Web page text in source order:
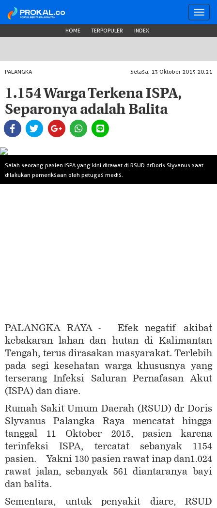
HOME TERPOPULER INDEX
PALANGKA Selasa, 13 Oktober 2015 20:21
1.154 Warga Terkena ISPA,
Separonya adalah Balita
Salah seorang pasien ISPA yang kini dirawat di RSUD drDoris Slyvanus saat
dilakukan pemeriksaan oleh petugas medis.
PALANGKA RAYA - Efek negatif akibat
kebakaran lahan dan hutan di Kalimantan
Tengah, terus dirasakan masyarakat. Terlebih
pada segi kesehatan warga khususnya yang
terserang Infeksi Saluran Pernafasan Akut
(ISPA) dan diare.
Rumah Sakit Umum Daerah (RSUD) dr Doris
Slyvanus Palangka Raya mencatat hingga
tanggal 11 Oktober 2015, pasien karena
terinfeksi ISPA, tercatat sebanyak 1154
pasien. Yakni 130 pasien rawat inap dan1.024
rawat jalan, sebanyak 561 diantaranya bayi
dan balita.
Sementara, untuk penyakit diare, RSUD